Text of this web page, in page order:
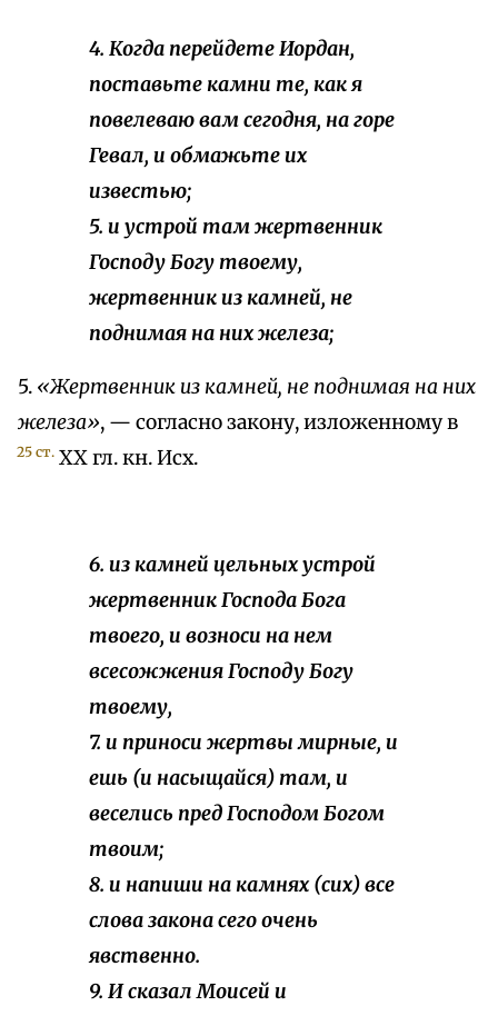
4. Когда перейдете Иордан,
поставьте камни те, как я
повелеваю вам сегодня, на горе
Гевал, и обмажьте их
известью;
5. и устрой там жертвенник
Господу Богу твоему,
жертвенник из камней, не
поднимая на них железа;
5. «Жертвенник из камней, не поднимая на них
железа», — согласно закону, изложенному в
25 ст. XX гл. кн. Исх.
6. из камней цельных устрой
жертвенник Господа Бога
твоего, и возноси на нем
всесожжения Господу Богу
твоему,
7. и приноси жертвы мирные, и
ешь (и насыщайся) там, и
веселись пред Господом Богом
твоим;
8. и напиши на камнях (сих) все
слова закона сего очень
явственно.
9. И сказал Моисей и